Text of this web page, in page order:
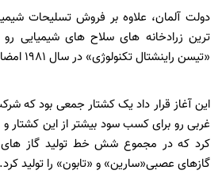
دولت آلمان، علاوه بر فروش تسلیحات
ترین زرادخانه های سلاح های شیمیایی
«تیسن راینشتال تکنولوژی» در سال 1981 امضا کرد.
این آغاز قرار داد یک کشتار جمعی بود که
غربی رو برای کسب سود بیشتر از این کشتار
کرد که در مجموع شش خط تولید گاز های
گازهای عصبی«سارین» و «تابون» را تولید کرد.